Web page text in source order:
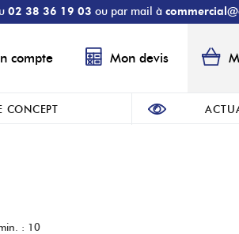
02 38 36 19 03 ou par mail à
compte Mon devis
CONCEPT
: 10